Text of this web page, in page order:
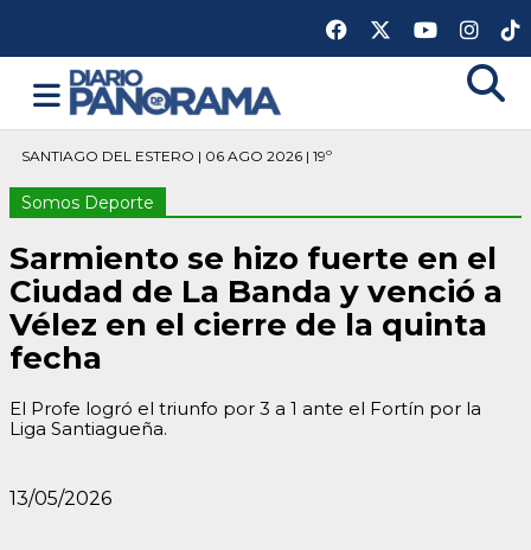
SANTIAGO DEL ESTERO | 06 AGO 2026 | 19º
Somos Deporte
Sarmiento se hizo fuerte en el
Ciudad de La Banda y venció a
Vélez en el cierre de la quinta
fecha
El Profe logró el triunfo por 3 a 1 ante el Fortín por la
Liga Santiagueña.
13/05/2026